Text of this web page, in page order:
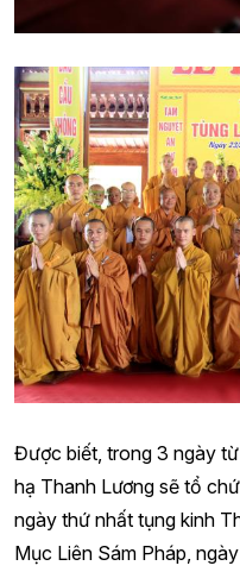
Được biết, trong 3 ngày từ
hạ Thanh Lương sẽ tổ
ngày thứ nhất tụng kinh
Mục Liên Sám Pháp,